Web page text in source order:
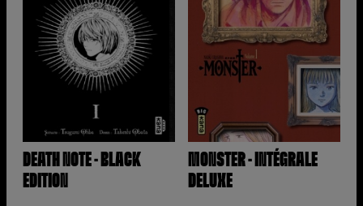
DEATH NOTE - BLACK
EDITION
MONSTER - INTÉGRALE
DELUXE